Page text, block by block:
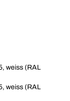
weiss (RAL
weiss (RAL